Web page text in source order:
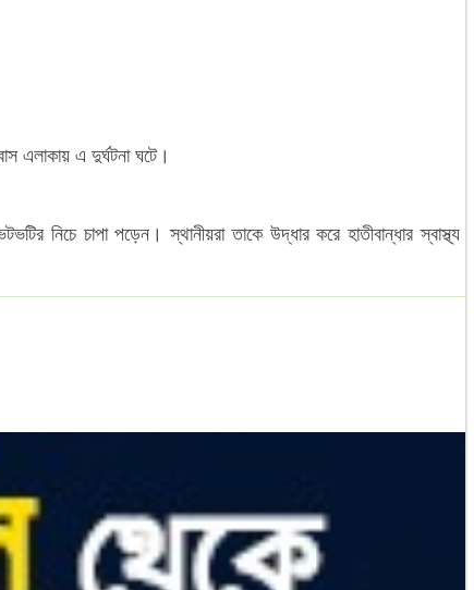
এলাকায় এ দুর্ঘটনা ঘটে।
নিচে চাপা পড়েন। স্থানীয়রা তাকে উদ্ধার করে হাতীবান্ধার স্বাস্থ্য